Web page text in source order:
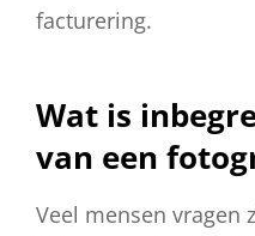
facturering.
Wat is
van een
Veel mensen vragen